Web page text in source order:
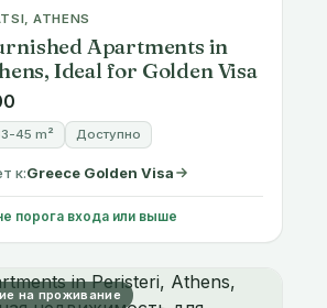
Ideal for Golden Visa
45 m²
к:Greece Golden Visa
порога входа или выше